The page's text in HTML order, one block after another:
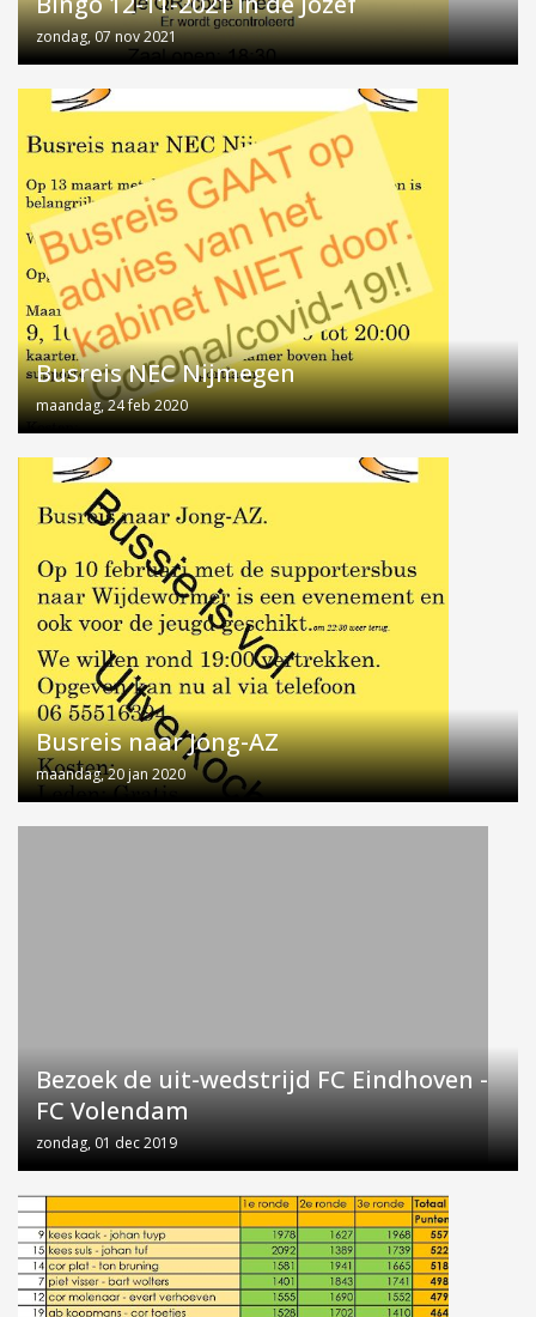
zondag, 07 nov 2021
Busreis NEC Nijmegen
maandag, 24 feb 2020
Busreis naar Jong-AZ
maandag, 20 jan 2020
Bezoek de uit-wedstrijd FC Eindhoven -
FC Volendam
zondag, 01 dec 2019